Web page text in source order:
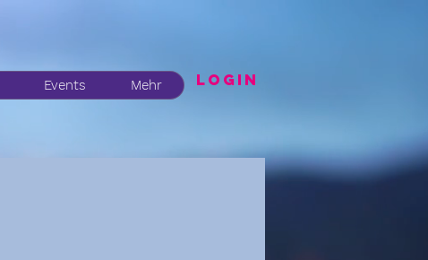
Events Mehr LogIN